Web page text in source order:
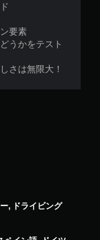
要素
うかをテスト
さは無限大！
, ドライビング